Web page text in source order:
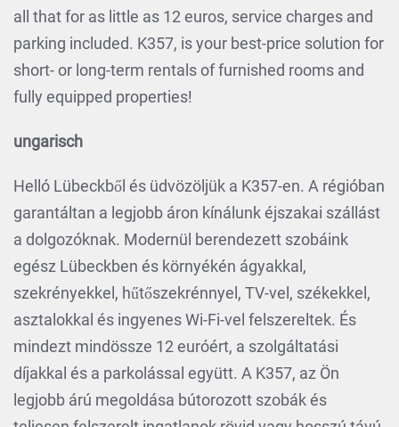
all that for as little as 12 euros, service charges and
parking included. K357, is your best-price solution for
short- or long-term rentals of furnished rooms and
fully equipped properties!
ungarisch
Helló Lübeckből és üdvözöljük a K357-en. A régióban
garantáltan a legjobb áron kínálunk éjszakai szállást
a dolgozóknak. Modernül berendezett szobáink
egész Lübeckben és környékén ágyakkal,
szekrényekkel, hűtőszekrénnyel, TV-vel, székekkel,
asztalokkal és ingyenes Wi-Fi-vel felszereltek. És
mindezt mindössze 12 euróért, a szolgáltatási
díjakkal és a parkolással együtt. A K357, az Ön
legjobb árú megoldása bútorozott szobák és